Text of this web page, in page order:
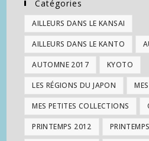
Catégories
AILLEURS DANS LE KANSAI
AILLEURS DANS LE KANTO
AUTOMNE 2017 KYOTO
LES RÉGIONS DU JAPON
MES PETITES COLLECTIONS
PRINTEMPS 2012